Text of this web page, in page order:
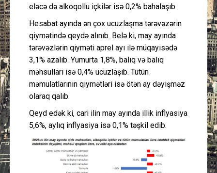
eləcə də alkoqollu içkilər isə 0,2% bahalaşıb.
Hesabat ayında ən çox ucuzlaşma tərəvəzərin
qiymətində qeydə alınıb. Belə ki, may ayında
tərəvəzlərin qiyməti aprel ayı ilə müqayisədə
3,1% azalıb. Yumurta 1,8%, balıq və balıq
məhsulları isə 0,4% ucuzlaşıb. Tütün
məmulatlarının qiymətləri isə ötən ay dəyişməz
olaraq qalıb.
Qeyd edək ki, cari ilin may ayında illik inflyasiya
5,6%, aylıq inflyasiya isə 0,1% təşkil edib.